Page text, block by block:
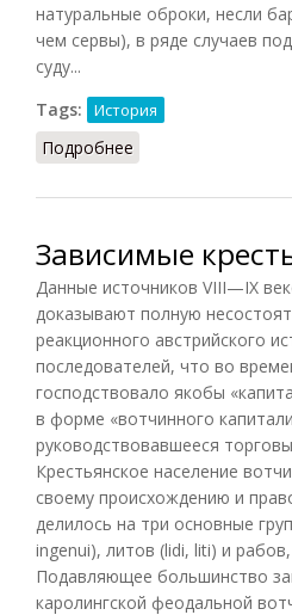
натуральные оброки, несли
чем сервы), в ряде случаев
суду...
Tags:
История
Подробнее
Зависимые
Данные источников VIII—IX
доказывают полную
реакционного австрийского
последователей, что во
господствовало якобы
в форме «вотчинного
руководствовавшееся
Крестьянское население
своему происхождению и
делилось на три основные
ingenui), литов (lidi, liti) и
Подавляющее большинство
каролингской феодальной